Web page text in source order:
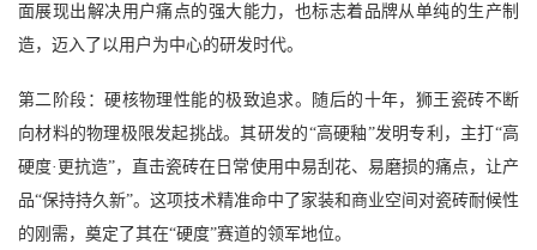
面展现出解决用户痛点的强大能力，也标志着品牌从单纯的生产制
造，迈入了以用户为中心的研发时代。
第二阶段：硬核物理性能的极致追求。随后的十年，狮王瓷砖不断
向材料的物理极限发起挑战。其研发的“高硬釉”发明专利，主打“高
硬度·更抗造”，直击瓷砖在日常使用中易刮花、易磨损的痛点，让产
品“保持持久新”。这项技术精准命中了家装和商业空间对瓷砖耐候性
的刚需，奠定了其在“硬度”赛道的领军地位。